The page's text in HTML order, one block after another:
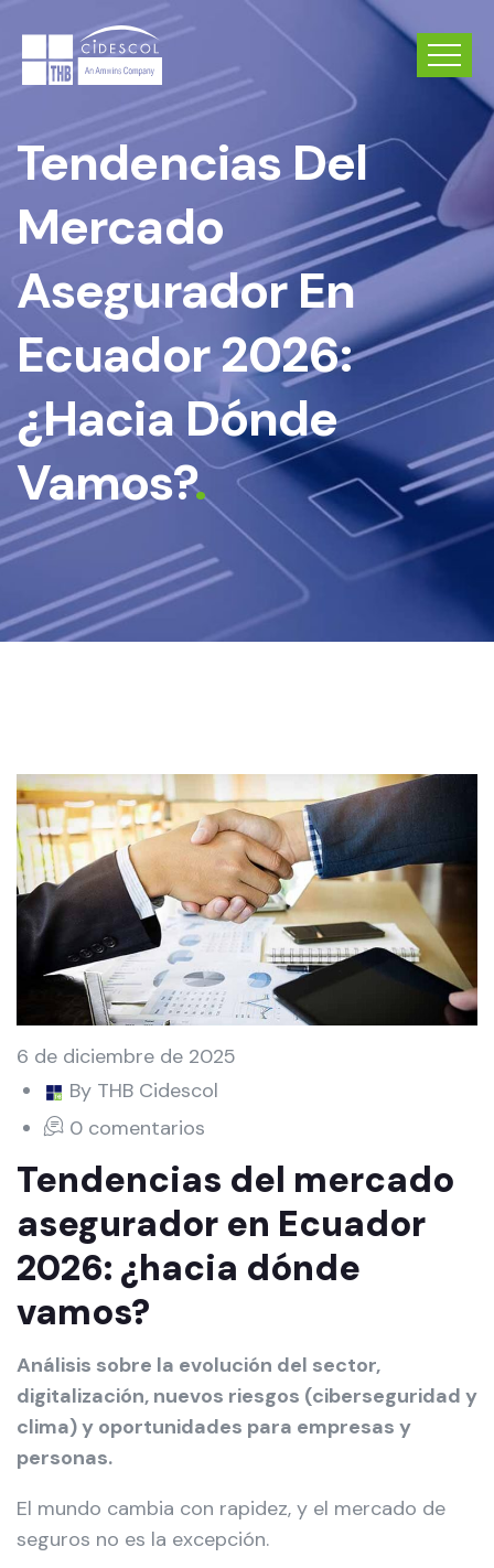
Tendencias Del
Mercado
Asegurador En
Ecuador 2026:
¿hacia Dónde
Vamos?.
6 de diciembre de 2025
By THB Cidescol
0 comentarios
Tendencias del mercado
asegurador en Ecuador
2026: ¿hacia dónde
vamos?
Análisis sobre la evolución del sector,
digitalización, nuevos riesgos (ciberseguridad y
clima) y oportunidades para empresas y
personas.
El mundo cambia con rapidez, y el mercado de
seguros no es la excepción.